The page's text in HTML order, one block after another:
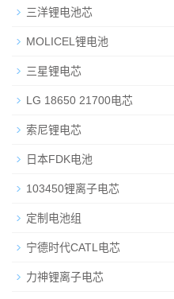
三洋锂电池芯
MOLICEL锂电池
三星锂电芯
LG 18650 21700电芯
索尼锂电芯
日本FDK电池
103450锂离子电芯
定制电池组
宁德时代CATL电芯
力神锂离子电芯